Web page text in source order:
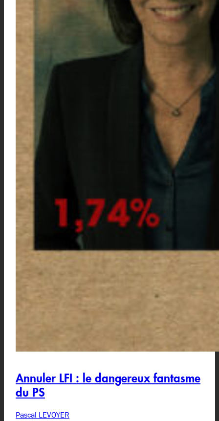
Annuler LFI : le dangereux fantasme
du PS
Pascal LEVOYER